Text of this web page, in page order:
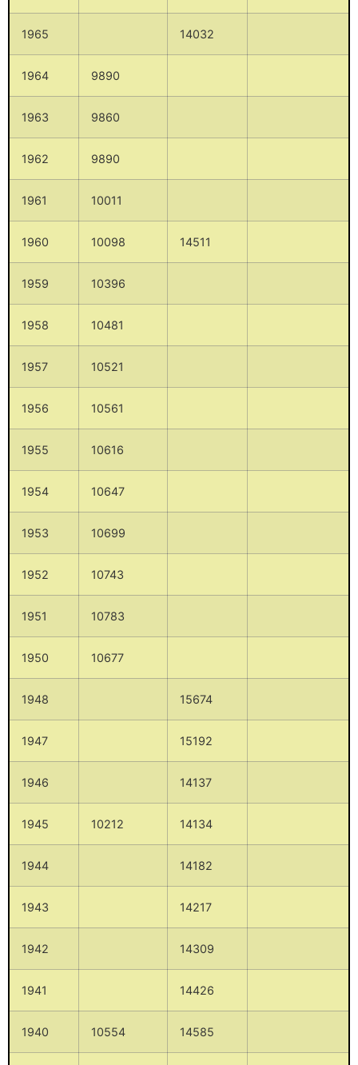
1965 14032
1964 9890
1963 9860
1962 9890
1961 10011
1960 10098 14511
1959 10396
1958 10481
1957 10521
1956 10561
1955 10616
1954 10647
1953 10699
1952 10743
1951 10783
1950 10677
1948 15674
1947 15192
1946 14137
1945 10212 14134
1944 14182
1943 14217
1942 14309
1941 14426
1940 10554 14585